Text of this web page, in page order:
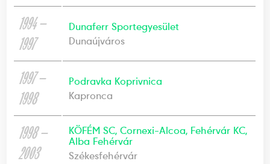
1994 —
1997
Dunaferr Sportegyesület
Dunaújváros
1997 —
1998
Podravka Koprivnica
Kapronca
1998 —
2003
KÖFÉM SC, Cornexi-Alcoa, Fehérvár KC,
Alba Fehérvár
Székesfehérvár